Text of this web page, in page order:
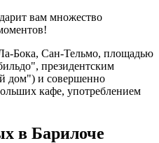
вам множество
Бока, Сан-Тельмо, площадью
президентским
дом") и совершенно
кафе, употреблением
в Барилоче